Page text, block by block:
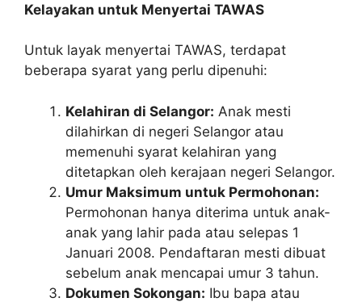
Kelayakan untuk Menyertai TAWAS
Untuk layak menyertai TAWAS, terdapat
beberapa syarat yang perlu dipenuhi:
Kelahiran di Selangor: Anak mesti
dilahirkan di negeri Selangor atau
memenuhi syarat kelahiran yang
ditetapkan oleh kerajaan negeri Selangor.
Umur Maksimum untuk Permohonan:
Permohonan hanya diterima untuk anak-
anak yang lahir pada atau selepas 1
Januari 2008. Pendaftaran mesti dibuat
sebelum anak mencapai umur 3 tahun.
Dokumen Sokongan: Ibu bapa atau